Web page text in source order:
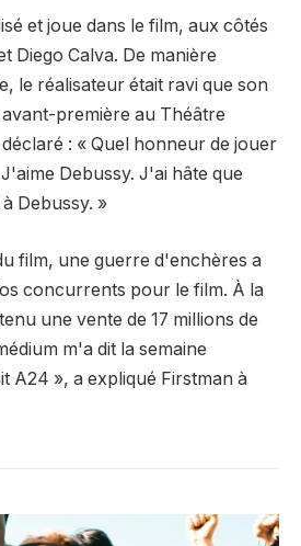
et joue dans le film, aux côtés
Diego Calva. De manière
le réalisateur était ravi que son
première au Théâtre
: « Quel honneur de jouer
Debussy. J'ai hâte que
Debussy. »
film, une guerre d'enchères a
concurrents pour le film. À la
une vente de 17 millions de
m'a dit la semaine
A24 », a expliqué Firstman à